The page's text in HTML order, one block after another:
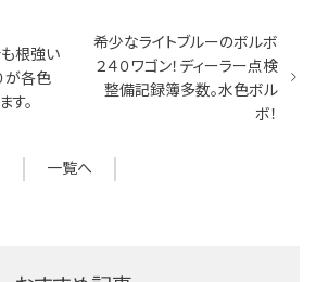
根強い
が各色
す。
一覧へ
希少なライトブルーのボルボ
２４０ワゴン！ディーラー点検
整備記録簿多数。水色ボル
ボ！